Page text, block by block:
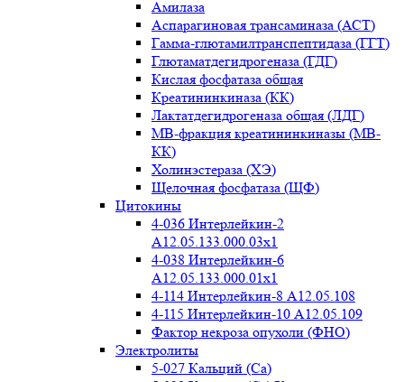
Амилаза
Аспарагиновая трансаминаза (АСТ)
Гамма-глютамилтранспептидаза (ГГТ)
Глютаматдегидрогеназа (ГДГ)
Кислая фосфатаза общая
Креатининкиназа (КК)
Лактатдегидрогеназа общая (ЛДГ)
МВ-фракция креатининкиназы (МВ-
КК)
Холинэстераза (ХЭ)
Щелочная фосфатаза (ЩФ)
Цитокины
4-036 Интерлейкин-2
A12.05.133.000.03x1
4-038 Интерлейкин-6
A12.05.133.000.01x1
4-114 Интерлейкин-8 A12.05.108
4-115 Интерлейкин-10 A12.05.109
Фактор некроза опухоли (ФНО)
Электролиты
5-027 Кальций (Ca)